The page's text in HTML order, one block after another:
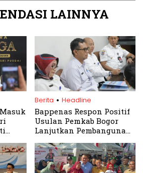
LAINNYA
Berita . Headline
Bappenas Respon Positif
Usulan Pemkab Bogor
Lanjutkan Pembangunan